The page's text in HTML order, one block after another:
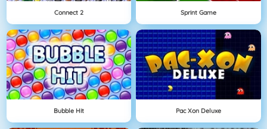
Connect 2 Sprint Game
Bubble Hit Pac Xon Deluxe